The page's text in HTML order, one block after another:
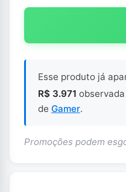
Esse produto já
R$ 3.971
de Gamer.
Promoções podem